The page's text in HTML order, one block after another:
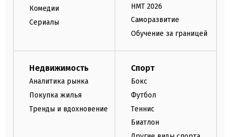
Комедии
Сериалы
НМТ 2026
Саморазвитие
Обучение за границей
Недвижимость
Аналитика рынка
Покупка жилья
Тренды и вдохновение
Спорт
Бокс
Футбол
Теннис
Биатлон